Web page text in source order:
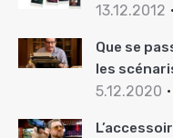
13.12.2012
Que se
les
5.12.2020